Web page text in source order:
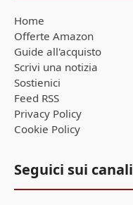
Home
Offerte Amazon
Guide all'acquisto
Scrivi una notizia
Sostienici
Feed RSS
Privacy Policy
Cookie Policy
Seguici sui canali